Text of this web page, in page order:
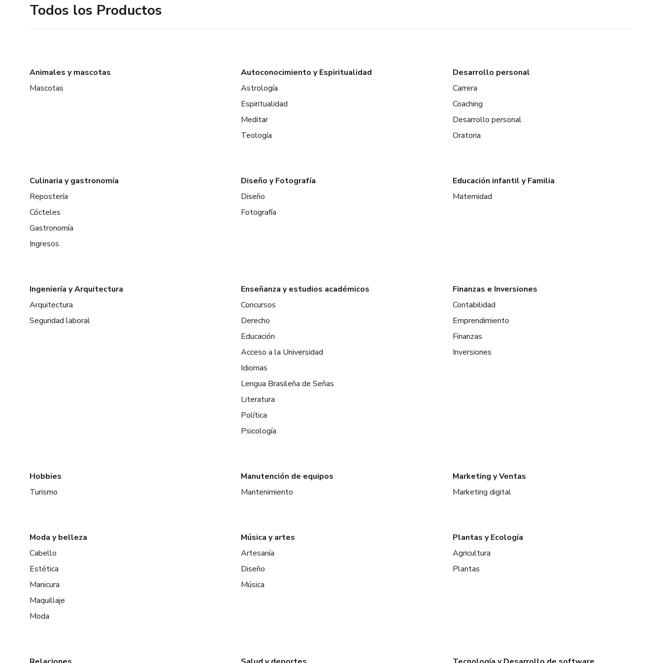
Todos los Productos
Animales y mascotas
Mascotas
Autoconocimiento y Espiritualidad
Astrología
Espiritualidad
Meditar
Teología
Desarrollo personal
Carrera
Coaching
Desarrollo personal
Oratoria
Culinaria y gastronomía
Repostería
Cócteles
Gastronomía
Ingresos
Diseño y Fotografía
Diseño
Fotografía
Educación infantil y Familia
Maternidad
Ingeniería y Arquitectura
Arquitectura
Seguridad laboral
Enseñanza y estudios académicos
Concursos
Derecho
Educación
Acceso a la Universidad
Idiomas
Lengua Brasileña de Señas
Literatura
Política
Psicología
Finanzas e Inversiones
Contabilidad
Emprendimiento
Finanzas
Inversiones
Hobbies
Turismo
Manutención de equipos
Mantenimiento
Marketing y Ventas
Marketing digital
Moda y belleza
Cabello
Estética
Manicura
Maquillaje
Moda
Música y artes
Artesanía
Diseño
Música
Plantas y Ecología
Agricultura
Plantas